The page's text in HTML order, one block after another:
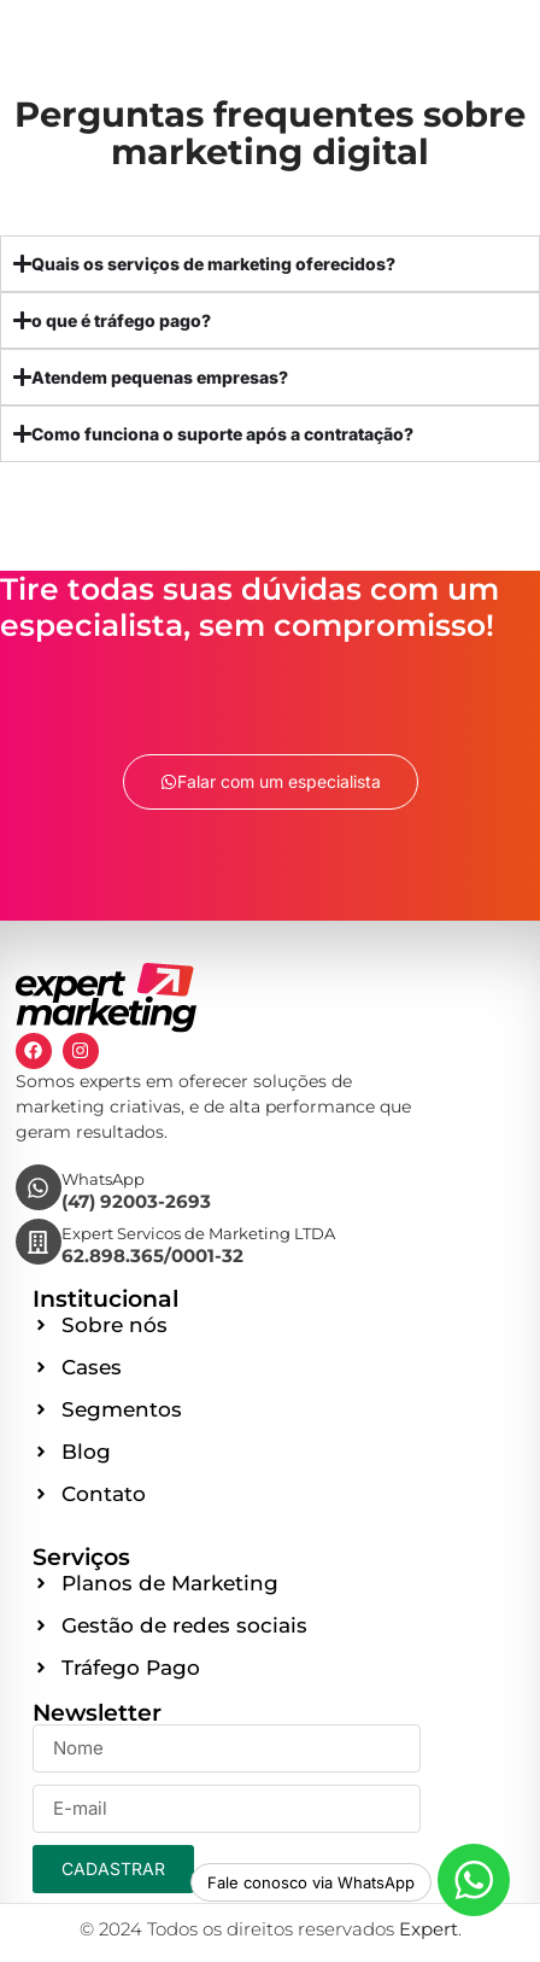
Fale conosco via WhatsApp
Perguntas frequentes sobre
marketing digital
Quais os serviços de marketing oferecidos?
o que é tráfego pago?
Atendem pequenas empresas?
Como funciona o suporte após a contratação?
Tire todas suas dúvidas com um
especialista, sem compromisso!
Falar com um especialista
Somos experts em oferecer soluções de
marketing criativas, e de alta performance que
geram resultados.
WhatsApp
(47) 92003-2693
Expert Servicos de Marketing LTDA
62.898.365/0001-32
Institucional
Sobre nós
Cases
Segmentos
Blog
Contato
Serviços
Planos de Marketing
Gestão de redes sociais
Tráfego Pago
Newsletter
CADASTRAR
© 2024 Todos os direitos reservados Expert.